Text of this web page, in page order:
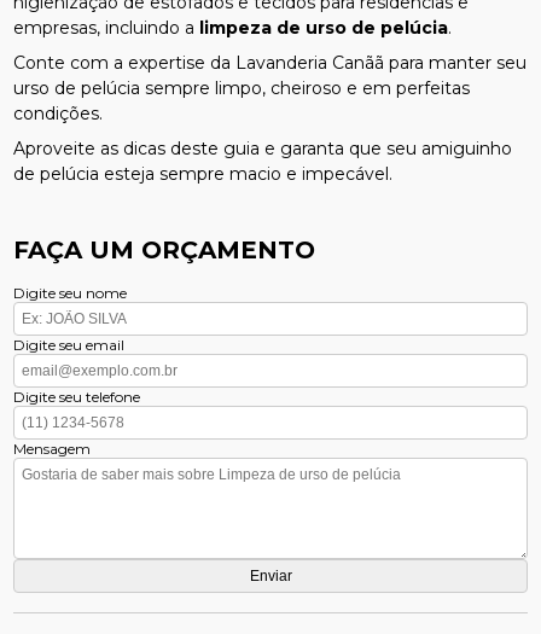
empresas, incluindo a limpeza de urso de pelúcia.
Conte com a expertise da Lavanderia Canãã para manter seu
urso de pelúcia sempre limpo, cheiroso e em perfeitas
condições.
Aproveite as dicas deste guia e garanta que seu amiguinho
de pelúcia esteja sempre macio e impecável.
FAÇA UM ORÇAMENTO
Digite seu nome
Digite seu email
Digite seu telefone
Mensagem